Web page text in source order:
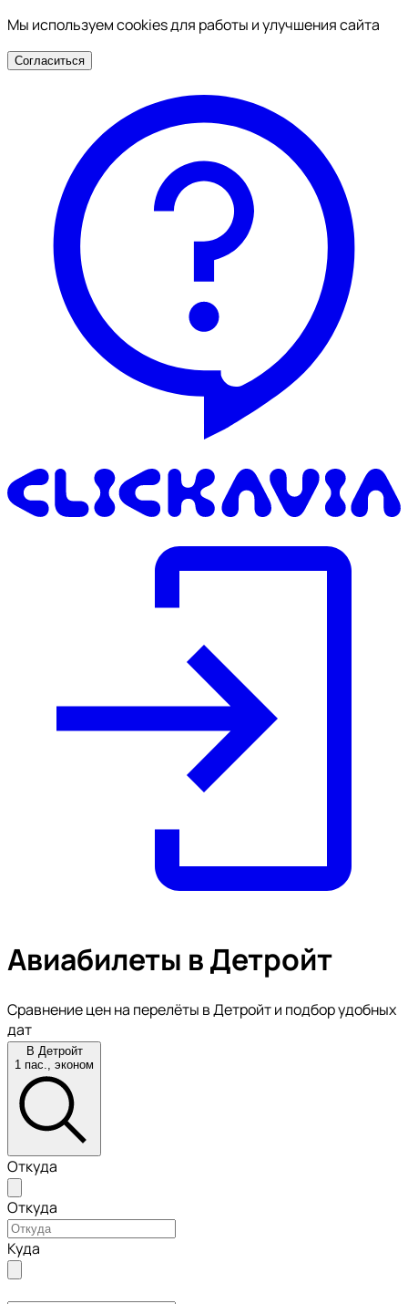
Мы используем cookies для работы и улучшения сайта
Согласиться
Авиабилеты в Детройт
Сравнение цен на перелёты в Детройт и подбор удобных
дат
В Детройт
1 пас., эконом
Откуда
Откуда
Куда